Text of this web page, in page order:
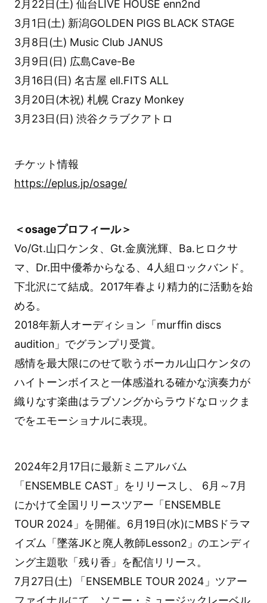
2月22日(土) 仙台LIVE HOUSE enn2nd
3月1日(土) 新潟GOLDEN PIGS BLACK STAGE
3月8日(土) Music Club JANUS
3月9日(日) 広島Cave-Be
3月16日(日) 名古屋 ell.FITS ALL
3月20日(木祝) 札幌 Crazy Monkey
3月23日(日) 渋谷クラブクアトロ
チケット情報
https://eplus.jp/osage/
＜osageプロフィール＞
Vo/Gt.山口ケンタ、Gt.金廣洸輝、Ba.ヒロクサ
マ、Dr.田中優希からなる、4人組ロックバンド。
下北沢にて結成。2017年春より精力的に活動を始
める。
2018年新人オーディション「murffin discs
audition」でグランプリ受賞。
感情を最大限にのせて歌うボーカル山口ケンタの
ハイトーンボイスと一体感溢れる確かな演奏力が
織りなす楽曲はラブソングからラウドなロックま
でをエモーショナルに表現。
2024年2月17日に最新ミニアルバム
「ENSEMBLE CAST」をリリースし、 6月～7月
にかけて全国リリースツアー「ENSEMBLE
TOUR 2024」を開催。6月19日(水)にMBSドラマ
イズム「墜落JKと廃人教師Lesson2」のエンディ
ング主題歌「残り香」を配信リリース。
7月27日(土) 「ENSEMBLE TOUR 2024」ツアー
ファイナルにて、ソニー・ミュージックレーベル